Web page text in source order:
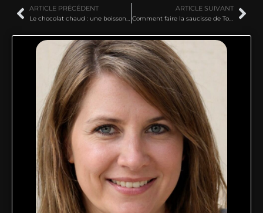
ARTICLE PRÉCÉDENT
Le chocolat chaud : une boisson réconfortante à redécouvrir
ARTICLE SUIVANT
Comment faire la saucisse de Toulouse : 5 étapes clés pour une fabrication maison réussie